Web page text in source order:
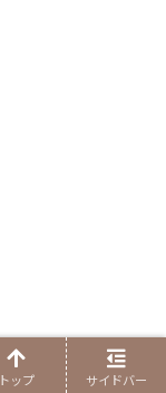
トップ サイドバー